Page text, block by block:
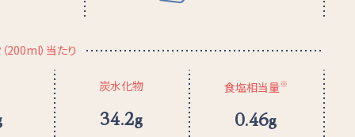
200ml）当たり
炭水化物
34.2g
食塩相当量※
0.46g